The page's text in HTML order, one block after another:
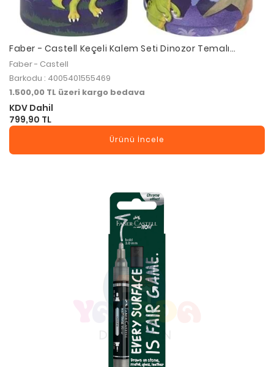
Faber - Castell Keçeli Kalem Seti Dinozor Temalı
Teneke Kutu 20 Renk
Faber - Castell
Barkodu : 4005401555469
1.500,00 TL üzeri kargo bedava
KDV Dahil
799,90 TL
Ürünü İncele